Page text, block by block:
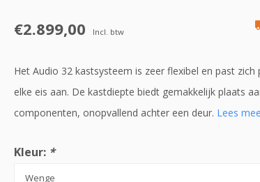
€2.899,00 Incl. btw
Het Audio 32 kastsysteem is zeer flexibel en past zich
elke eis aan. De kastdiepte biedt gemakkelijk plaats
componenten, onopvallend achter een deur. Lees
Kleur: *